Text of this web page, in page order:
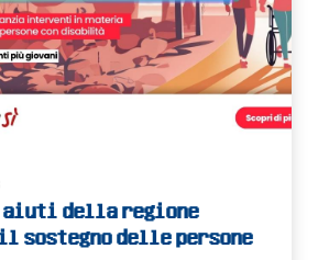
𝐝𝐞𝐥𝐥𝐚 𝐫𝐞𝐠𝐢𝐨𝐧𝐞
𝐬𝐨𝐬𝐭𝐞𝐠𝐧𝐨 𝐝𝐞𝐥𝐥𝐞 𝐩𝐞𝐫𝐬𝐨𝐧𝐞